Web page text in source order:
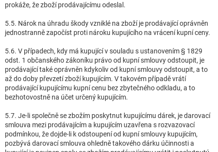
prokáže, že zboží prodávajícímu odeslal.
5.5. Nárok na úhradu škody vzniklé na zboží je prodávající oprávněn
jednostranně započíst proti nároku kupujícího na vrácení kupní ceny.
5.6. V případech, kdy má kupující v souladu s ustanovením § 1829
odst. 1 občanského zákoníku právo od kupní smlouvy odstoupit, je
prodávající také oprávněn kdykoliv od kupní smlouvy odstoupit, a to
až do doby převzetí zboží kupujícím. V takovém případě vrátí
prodávající kupujícímu kupní cenu bez zbytečného odkladu, a to
bezhotovostně na účet určený kupujícím.
5.7. Je-li společně se zbožím poskytnut kupujícímu dárek, je darovací
smlouva mezi prodávajícím a kupujícím uzavřena s rozvazovací
podmínkou, že dojde-li k odstoupení od kupní smlouvy kupujícím,
pozbývá darovací smlouva ohledně takového dárku účinnosti a